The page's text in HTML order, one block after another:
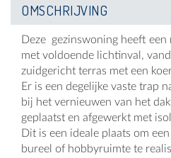
OMSCHRIJVING
Deze gezinswoning heeft
met voldoende lichtinval,
zuidgericht terras met een
Er is een degelijke vaste trap
bij het vernieuwen van het
geplaatst en afgewerkt met
Dit is een ideale plaats om
bureel of hobbyruimte te